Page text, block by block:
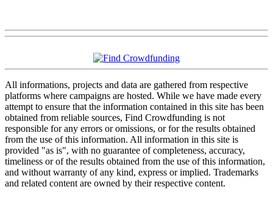
All informations, projects and data are gathered from respective
platforms where campaigns are hosted. While we have made every
attempt to ensure that the information contained in this site has been
obtained from reliable sources, Find Crowdfunding is not
responsible for any errors or omissions, or for the results obtained
from the use of this information. All information in this site is
provided "as is", with no guarantee of completeness, accuracy,
timeliness or of the results obtained from the use of this information,
and without warranty of any kind, express or implied. Trademarks
and related content are owned by their respective content.